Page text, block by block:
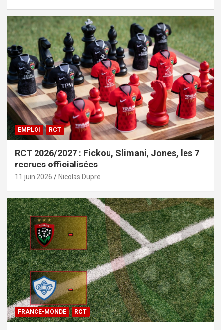
EMPLOI RCT
RCT 2026/2027 : Fickou, Slimani, Jones, les 7
recrues officialisées
11 juin 2026 Nicolas Dupre
FRANCE-MONDE RCT